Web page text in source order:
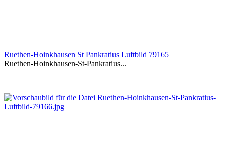
Ruethen-Hoinkhausen St Pankratius Luftbild 79165
Ruethen-Hoinkhausen-St-Pankratius...